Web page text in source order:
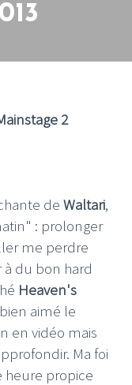
2
de Waltari,
: prolonger
me perdre
à du bon hard
Heaven's
aimé le
en vidéo mais
Ma foi
heure propice